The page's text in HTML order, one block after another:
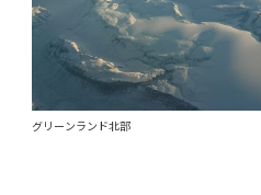
グリーンランド北部